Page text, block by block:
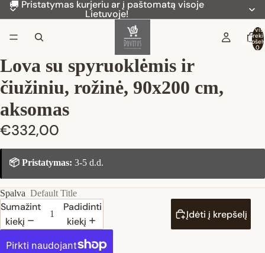
🚚 Pristatymas kurjeriu ar į paštomatą visoje
Lietuvoje!
Iš
0
Lova su spyruoklėmis ir
čiužiniu, rožinė, 90x200 cm,
aksomas
€332,00
📦 Pristatymas: 3-5 d.d.
Spalva Default Title
Sumažinti
kiekį
Padidinti
kiekį
Įdėti į krepšelį